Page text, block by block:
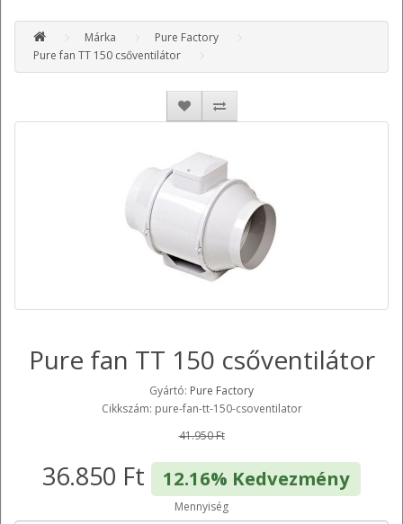
Márka
Pure Factory
Pure fan TT 150 csőventilátor
Pure fan TT 150 csőventilátor
Gyártó: Pure Factory
Cikkszám: pure-fan-tt-150-csoventilator
41.950 Ft
36.850 Ft 12.16% Kedvezmény
Mennyiség